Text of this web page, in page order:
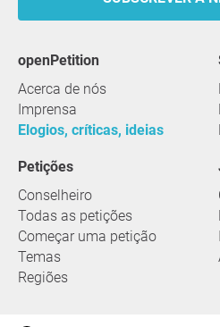
openPetition
Acerca de nós
Imprensa
Elogios, críticas, ideias
Petições
Conselheiro
Todas as petições
Começar uma petição
Temas
Regiões